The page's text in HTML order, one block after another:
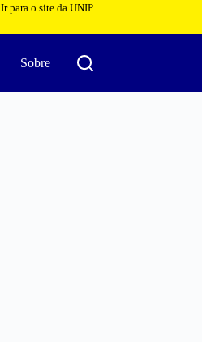
Ir para o site da UNIP
Sobre